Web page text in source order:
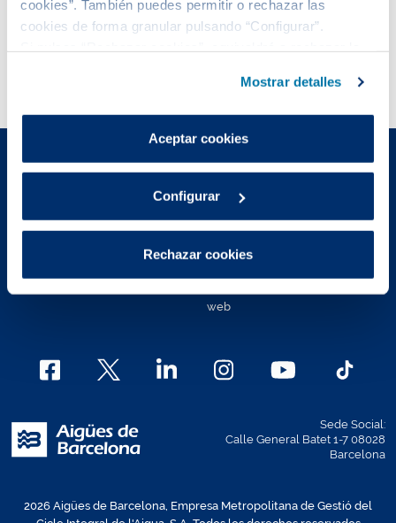
cookies”. También puedes permitir o rechazar las
cookies de forma granular pulsando “Configurar”.
son indispensables para que el sitio web funcione y que
por tanto no se pueden desactivar.
Puedes consultar más información en nuestra
Mostrar detalles
Aceptar cookies
Configurar
Rechazar cookies
Aviso Legal Políticas de privacidad
Política de cookies Área de
Clientes
Mapa Web
web
Sede Social:
Calle General Batet 1-7 08028
Barcelona
2026 Aigües de Barcelona, Empresa Metropolitana de Gestió del